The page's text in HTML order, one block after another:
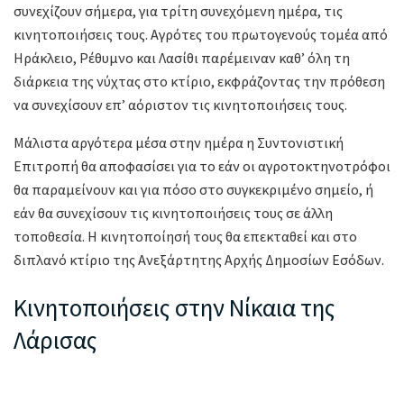
συνεχίζουν σήμερα, για τρίτη συνεχόμενη ημέρα, τις
κινητοποιήσεις τους. Αγρότες του πρωτογενούς τομέα από
Ηράκλειο, Ρέθυμνο και Λασίθι παρέμειναν καθ’ όλη τη
διάρκεια της νύχτας στο κτίριο, εκφράζοντας την πρόθεση
να συνεχίσουν επ’ αόριστον τις κινητοποιήσεις τους.
Μάλιστα αργότερα μέσα στην ημέρα η Συντονιστική
Επιτροπή θα αποφασίσει για το εάν οι αγροτοκτηνοτρόφοι
θα παραμείνουν και για πόσο στο συγκεκριμένο σημείο, ή
εάν θα συνεχίσουν τις κινητοποιήσεις τους σε άλλη
τοποθεσία. Η κινητοποίησή τους θα επεκταθεί και στο
διπλανό κτίριο της Ανεξάρτητης Αρχής Δημοσίων Εσόδων.
Κινητοποιήσεις στην Νίκαια της
Λάρισας